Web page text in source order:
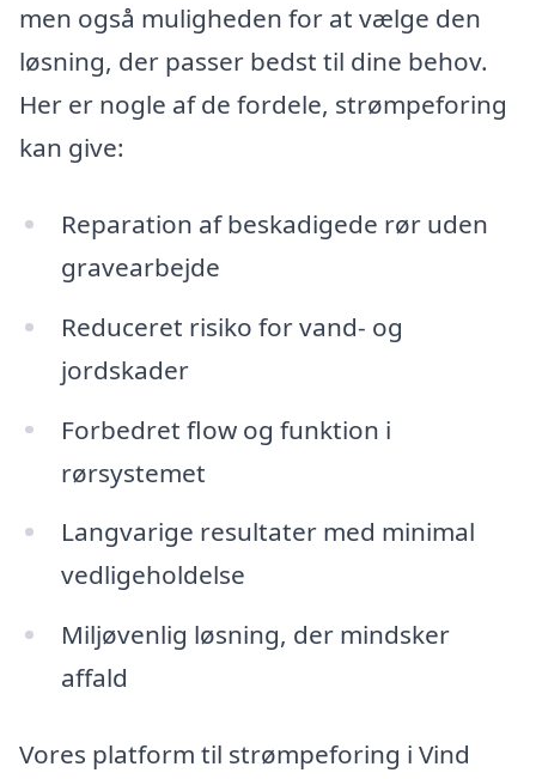
men også muligheden for at vælge den
løsning, der passer bedst til dine behov.
Her er nogle af de fordele, strømpeforing
kan give:
Reparation af beskadigede rør uden
gravearbejde
Reduceret risiko for vand- og
jordskader
Forbedret flow og funktion i
rørsystemet
Langvarige resultater med minimal
vedligeholdelse
Miljøvenlig løsning, der mindsker
affald
Vores platform til strømpeforing i Vind